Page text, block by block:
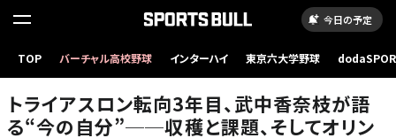
今日の予定
TOP バーチャル高校野球 インターハイ 東京六大学野球
トライアスロン転向3年目、武中香奈枝が語
る“今の自分”──収穫と課題、そしてオリン